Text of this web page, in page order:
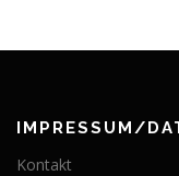
IMPRESSUM/
Kontakt